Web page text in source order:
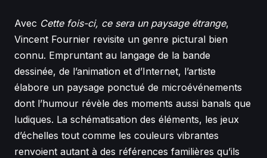
Avec Cette fois-ci, ce sera un paysage étrange,
Vincent Fournier revisite un genre pictural bien
connu. Empruntant au langage de la bande
dessinée, de l’animation et d’Internet, l’artiste
élabore un paysage ponctué de microévénements
dont l’humour révèle des moments aussi banals que
ludiques. La schématisation des éléments, les jeux
d’échelles tout comme les couleurs vibrantes
renvoient autant à des références familières qu’ils